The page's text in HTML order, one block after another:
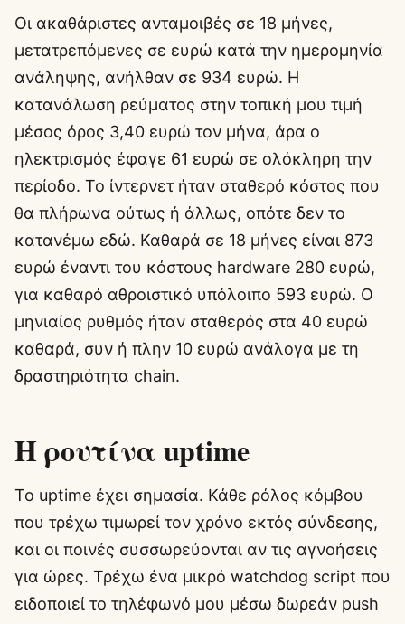
Οι ακαθάριστες ανταμοιβές σε 18 μήνες,
μετατρεπόμενες σε ευρώ κατά την ημερομηνία
ανάληψης, ανήλθαν σε 934 ευρώ. Η
κατανάλωση ρεύματος στην τοπική μου τιμή
μέσος όρος 3,40 ευρώ τον μήνα, άρα ο
ηλεκτρισμός έφαγε 61 ευρώ σε ολόκληρη την
περίοδο. Το ίντερνετ ήταν σταθερό κόστος που
θα πλήρωνα ούτως ή άλλως, οπότε δεν το
κατανέμω εδώ. Καθαρά σε 18 μήνες είναι 873
ευρώ έναντι του κόστους hardware 280 ευρώ,
για καθαρό αθροιστικό υπόλοιπο 593 ευρώ. Ο
μηνιαίος ρυθμός ήταν σταθερός στα 40 ευρώ
καθαρά, συν ή πλην 10 ευρώ ανάλογα με τη
δραστηριότητα chain.
Η ρουτίνα uptime
Το uptime έχει σημασία. Κάθε ρόλος κόμβου
που τρέχω τιμωρεί τον χρόνο εκτός σύνδεσης,
και οι ποινές συσσωρεύονται αν τις αγνοήσεις
για ώρες. Τρέχω ένα μικρό watchdog script που
ειδοποιεί το τηλέφωνό μου μέσω δωρεάν push